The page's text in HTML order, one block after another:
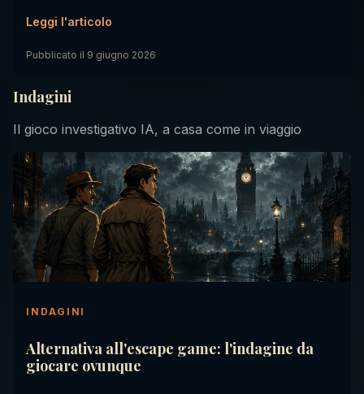
Leggi l'articolo
Pubblicato il 9 giugno 2026
Indagini
Il gioco investigativo IA, a casa come in viaggio
INDAGINI
Alternativa all'escape game: l'indagine da
giocare ovunque